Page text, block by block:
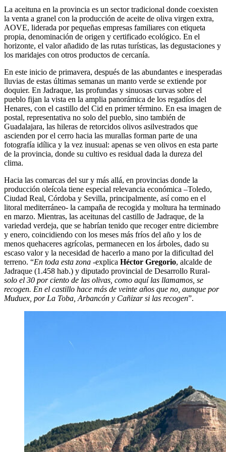
La aceituna en la provincia es un sector tradicional donde coexisten
la venta a granel con la producción de aceite de oliva virgen extra,
AOVE, liderada por pequeñas empresas familiares con etiqueta
propia, denominación de origen y certificado ecológico. En el
horizonte, el valor añadido de las rutas turísticas, las degustaciones y
los maridajes con otros productos de cercanía.
En este inicio de primavera, después de las abundantes e inesperadas
lluvias de estas últimas semanas un manto verde se extiende por
doquier. En Jadraque, las profundas y sinuosas curvas sobre el
pueblo fijan la vista en la amplia panorámica de los regadíos del
Henares, con el castillo del Cid en primer término. En esa imagen de
postal, representativa no solo del pueblo, sino también de
Guadalajara, las hileras de retorcidos olivos asilvestrados que
ascienden por el cerro hacia las murallas forman parte de una
fotografía idílica y la vez inusual: apenas se ven olivos en esta parte
de la provincia, donde su cultivo es residual dada la dureza del
clima.
Hacia las comarcas del sur y más allá, en provincias donde la
producción oleícola tiene especial relevancia económica –Toledo,
Ciudad Real, Córdoba y Sevilla, principalmente, así como en el
litoral mediterráneo- la campaña de recogida y moltura ha terminado
en marzo. Mientras, las aceitunas del castillo de Jadraque, de la
variedad verdeja, que se habrían tenido que recoger entre diciembre
y enero, coincidiendo con los meses más fríos del año y los de
menos quehaceres agrícolas, permanecen en los árboles, dado su
escaso valor y la necesidad de hacerlo a mano por la dificultad del
terreno. “En toda esta zona -explica Héctor Gregorio, alcalde de
Jadraque (1.458 hab.) y diputado provincial de Desarrollo Rural-
solo el 30 por ciento de las olivas, como aquí las llamamos, se
recogen. En el castillo hace más de veinte años que no, aunque por
Muduex, por La Toba, Arbancón y Cañizar si las recogen”.